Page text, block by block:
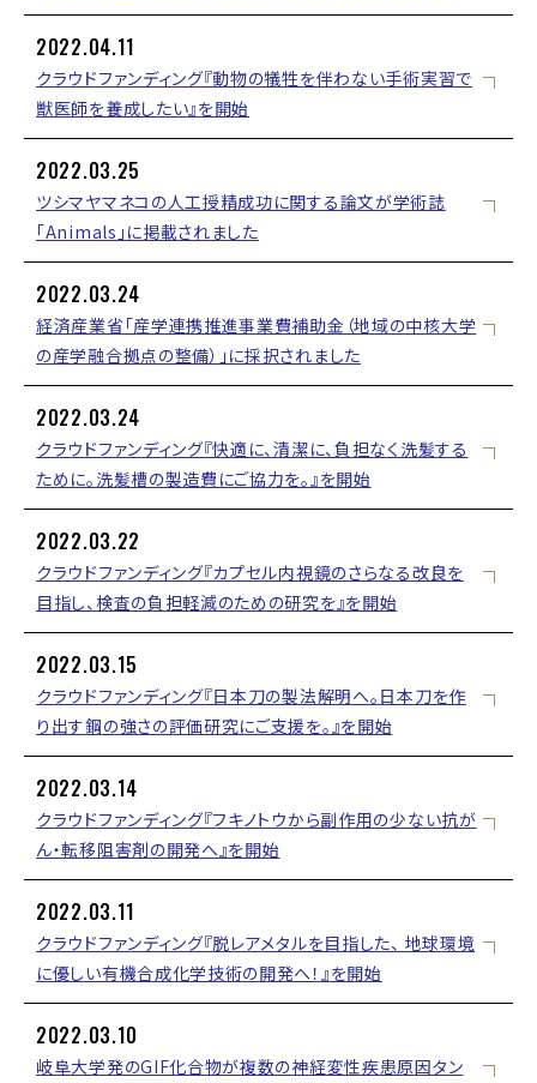
2022.04.11
クラウドファンディング『動物の犠牲を伴わない手術実習で
獣医師を養成したい』を開始
2022.03.25
ツシマヤマネコの人工授精成功に関する論文が学術誌
「Animals」に掲載されました
2022.03.24
経済産業省「産学連携推進事業費補助金（地域の中核大学
の産学融合拠点の整備）」に採択されました
2022.03.24
クラウドファンディング『快適に、清潔に、負担なく洗髪する
ために。洗髪槽の製造費にご協力を。』を開始
2022.03.22
クラウドファンディング『カプセル内視鏡のさらなる改良を
目指し、検査の負担軽減のための研究を』を開始
2022.03.15
クラウドファンディング『日本刀の製法解明へ。日本刀を作
り出す鋼の強さの評価研究にご支援を。』を開始
2022.03.14
クラウドファンディング『フキノトウから副作用の少ない抗が
ん・転移阻害剤の開発へ』を開始
2022.03.11
クラウドファンディング『脱レアメタルを目指した、 地球環境
に優しい有機合成化学技術の開発へ！』を開始
2022.03.10
岐阜大学発のGIF化合物が複数の神経変性疾患原因タン